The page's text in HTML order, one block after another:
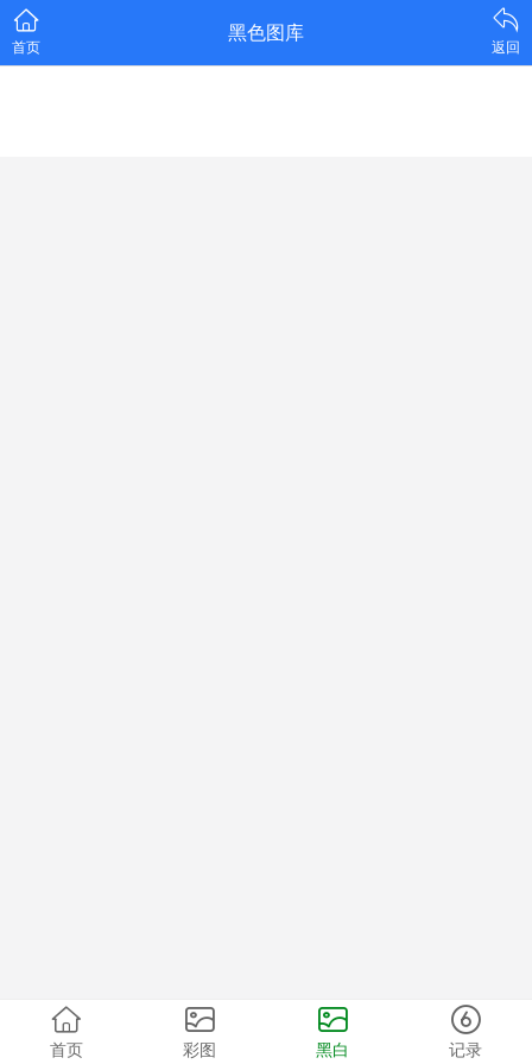
首页
黑色图库
返回
首页 彩图 黑白 记录